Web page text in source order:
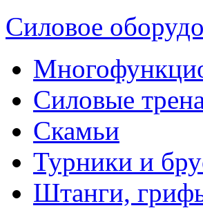
Силовое
Силовые
Скамьи
Турники и
Штанги,